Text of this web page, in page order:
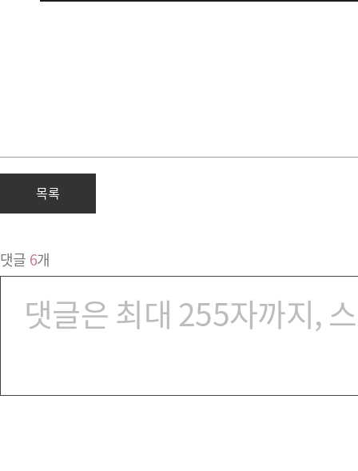
목록
댓글 6개
댓글은 최대 255자까지,